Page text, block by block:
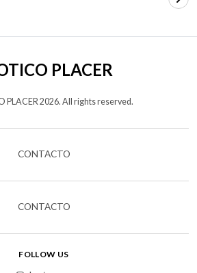
PLACER
PLACER 2026. All rights reserved.
CONTACTO
CONTACTO
FOLLOW US